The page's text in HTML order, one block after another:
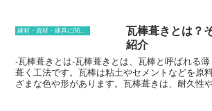
ます。炭素繊維は軽量で高強度ですが、高価で
維は安価で施工性が高いのが特徴です。繊維補
木構造物、建築構造物、産業構造物など、様々
ます。土木構造物では、橋やトンネル、ダムな
建築構造物では、高層ビルやマンション、工場
す。産業構造物では、プラントや化学工場など
瓦棒葺きとは？
紹介
-瓦棒葺きとは-瓦棒葺きとは、瓦棒と呼ばれる
葺く工法です。瓦棒は粘土やセメントなどを原
ざまな色や形があります。瓦棒葺きは、耐久性